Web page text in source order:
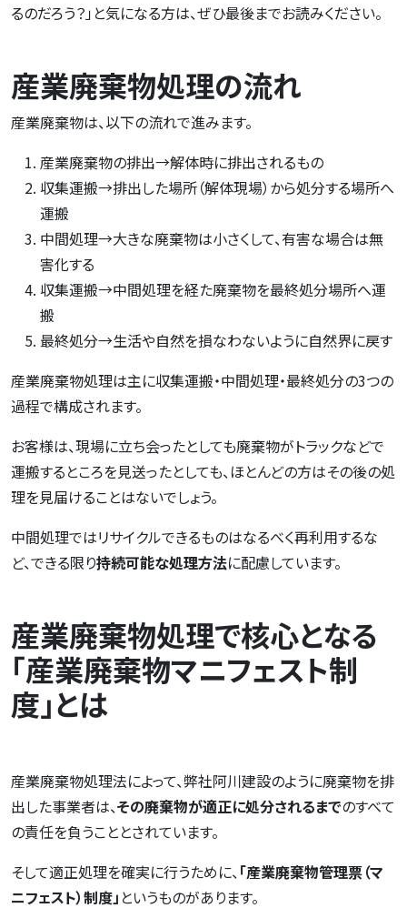
るのだろう？」と気になる方は、ぜひ最後までお読みください。
産業廃棄物処理の流れ
産業廃棄物は、以下の流れで進みます。
産業廃棄物の排出→解体時に排出されるもの
収集運搬→排出した場所（解体現場）から処分する場所へ
運搬
中間処理→大きな廃棄物は小さくして、有害な場合は無
害化する
収集運搬→中間処理を経た廃棄物を最終処分場所へ運
搬
最終処分→生活や自然を損なわないように自然界に戻す
産業廃棄物処理は主に収集運搬・中間処理・最終処分の3つの
過程で構成されます。
お客様は、現場に立ち会ったとしても廃棄物がトラックなどで
運搬するところを見送ったとしても、ほとんどの方はその後の処
理を見届けることはないでしょう。
中間処理ではリサイクルできるものはなるべく再利用するな
ど、できる限り持続可能な処理方法に配慮しています。
産業廃棄物処理で核心となる
「産業廃棄物マニフェスト制
度」とは
産業廃棄物処理法によって、弊社阿川建設のように廃棄物を排
出した事業者は、その廃棄物が適正に処分されるまでのすべて
の責任を負うこととされています。
そして適正処理を確実に行うために、 「産業廃棄物管理票（マ
ニフェスト）制度」 というものがあります。